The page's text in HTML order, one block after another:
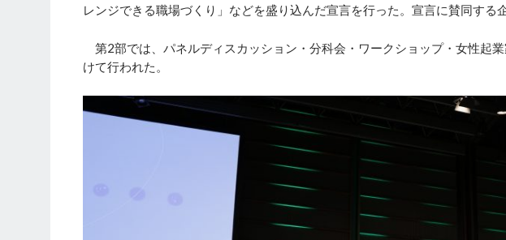
レンジできる職場づくり」などを盛り込んだ宣言を行った。宣言に賛同する
第2部では、パネルディスカッション・分科会・ワークショップ・女性起
けて行われた。